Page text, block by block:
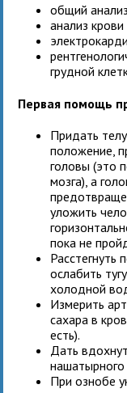
общий
анализ
грудной
Первая помощь
Придать
положение,
головы (это
мозга), а
уложить
пока не
Расстегнуть
ослабить
холодной
Измерить
сахара в
есть).
Дать
нашатырного
При ознобе